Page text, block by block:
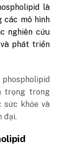
là
các mô hình
nghiên cứu
phát triển
trọng trong
sức khỏe và
đại.